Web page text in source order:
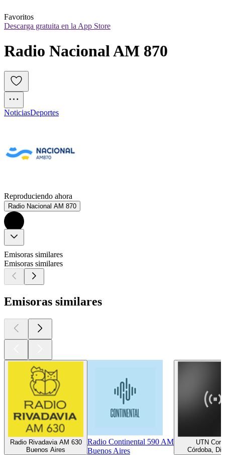
Favoritos
Descarga gratuita en la App Store
Radio Nacional AM 870
NoticiasDeportes
Reproduciendo ahora
Radio Nacional AM 870
Emisoras similares
Emisoras similares
Emisoras similares
Radio Rivadavia AM 630
Buenos Aires
Radio Continental 590 AM
Buenos Aires
UTN
Córdoba,